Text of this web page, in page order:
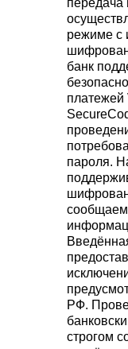
режиме с
банк
платежей
пароля.
РФ.
строгом